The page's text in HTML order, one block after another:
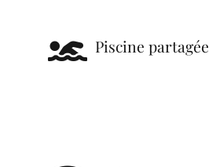
Piscine partagée